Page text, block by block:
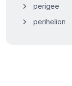
perigee
perihelion